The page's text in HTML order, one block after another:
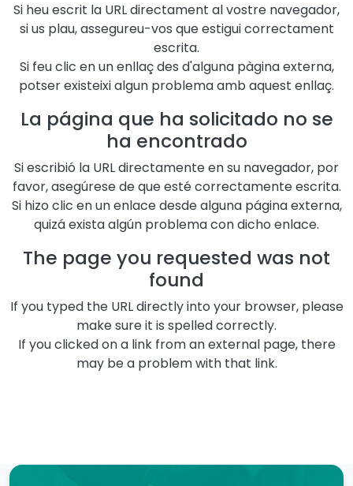
Si heu escrit la URL directament al vostre navegador,
si us plau, assegureu-vos que estigui correctament
escrita.
Si feu clic en un enllaç des d'alguna pàgina externa,
potser existeixi algun problema amb aquest enllaç.
La página que ha solicitado no se
ha encontrado
Si escribió la URL directamente en su navegador, por
favor, asegúrese de que esté correctamente escrita.
Si hizo clic en un enlace desde alguna página externa,
quizá exista algún problema con dicho enlace.
The page you requested was not
found
If you typed the URL directly into your browser, please
make sure it is spelled correctly.
If you clicked on a link from an external page, there
may be a problem with that link.